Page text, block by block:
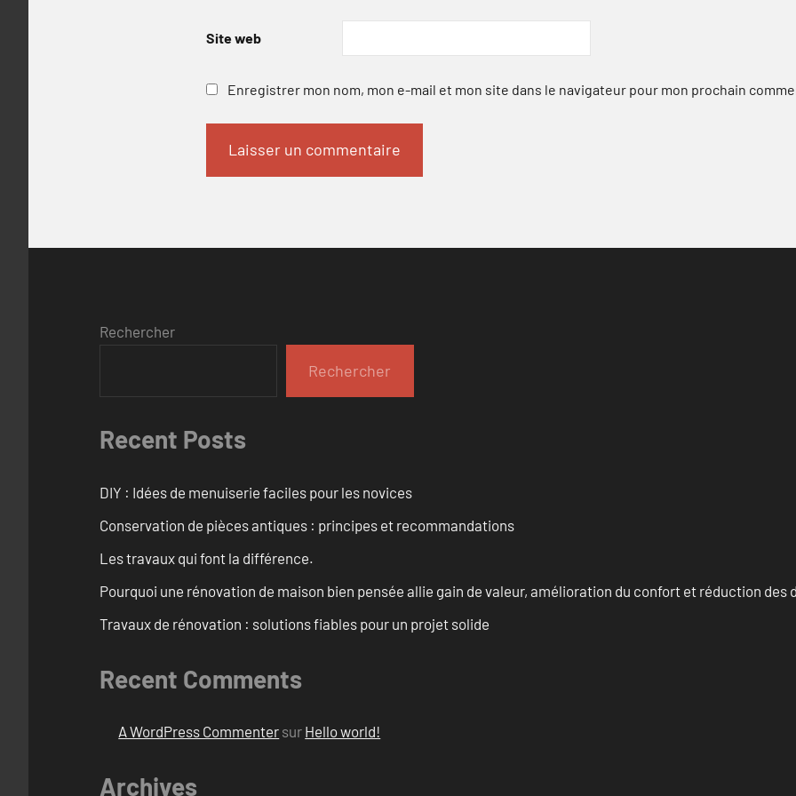
Site web
Enregistrer mon nom, mon e-mail et mon site dans le navigateur pour mon prochain
Rechercher
Rechercher
Recent Posts
DIY : Idées de menuiserie faciles pour les novices
Conservation de pièces antiques : principes et recommandations
Les travaux qui font la différence.
Pourquoi une rénovation de maison bien pensée allie gain de valeur, amélioration du confort et réduction des
Travaux de rénovation : solutions fiables pour un projet solide
Recent Comments
A WordPress Commenter sur Hello world!
Archives